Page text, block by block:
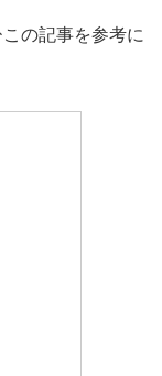
の記事を参考に